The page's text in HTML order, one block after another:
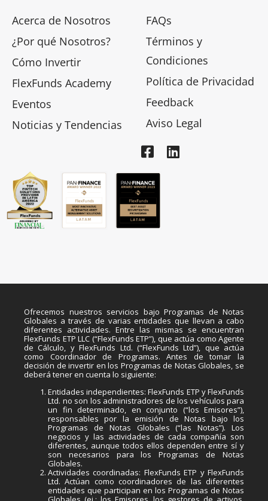
Acerca de Nosotros
¿Por qué Nosotros?
Cómo Invertir
FlexFunds Academy
Eventos
Noticias y Tendencias
FAQs
Términos y
Condiciones
Política de Privacidad
Feedback
Aviso Legal
Ofrecemos nuestros servicios bajo Programas de Notas
Globales a través de varias entidades que llevan a cabo
diferentes actividades. Entre las mismas se encuentran
FlexFunds ETP LLC (“FlexFunds ETP”), que actúa como Agente
de Cálculo, y FlexFunds Ltd. (“FlexFunds Ltd”), que actúa
como Coordinador de Programas. Antes de tomar la
decisión de invertir en los Programas de Notas Globales, se
deberá tener en cuenta lo siguiente:
Entidades independientes: FlexFunds ETP y FlexFunds
Ltd. no son los administradores de los vehículos para
un fin determinado, en conjunto (“los Emisores”),
responsables por la emisión de Notas bajo los
Programas de Notas Globales (“las Notas”). Los
negocios y las actividades de cada compañía son
diferentes, aunque todos ellos dependen entre sí y
son necesarios para los Programas de Notas
Globales.
Actividades coordinadas: FlexFunds ETP y FlexFunds
Ltd. Actúan como coordinadores de las diferentes
entidades que participan en los Programas de Notas